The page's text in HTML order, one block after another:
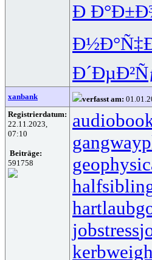
Ð
xanbank verfasst am:
Registrierdatum:
22.11.2023,
07:10
Beiträge:
591758
jobstress